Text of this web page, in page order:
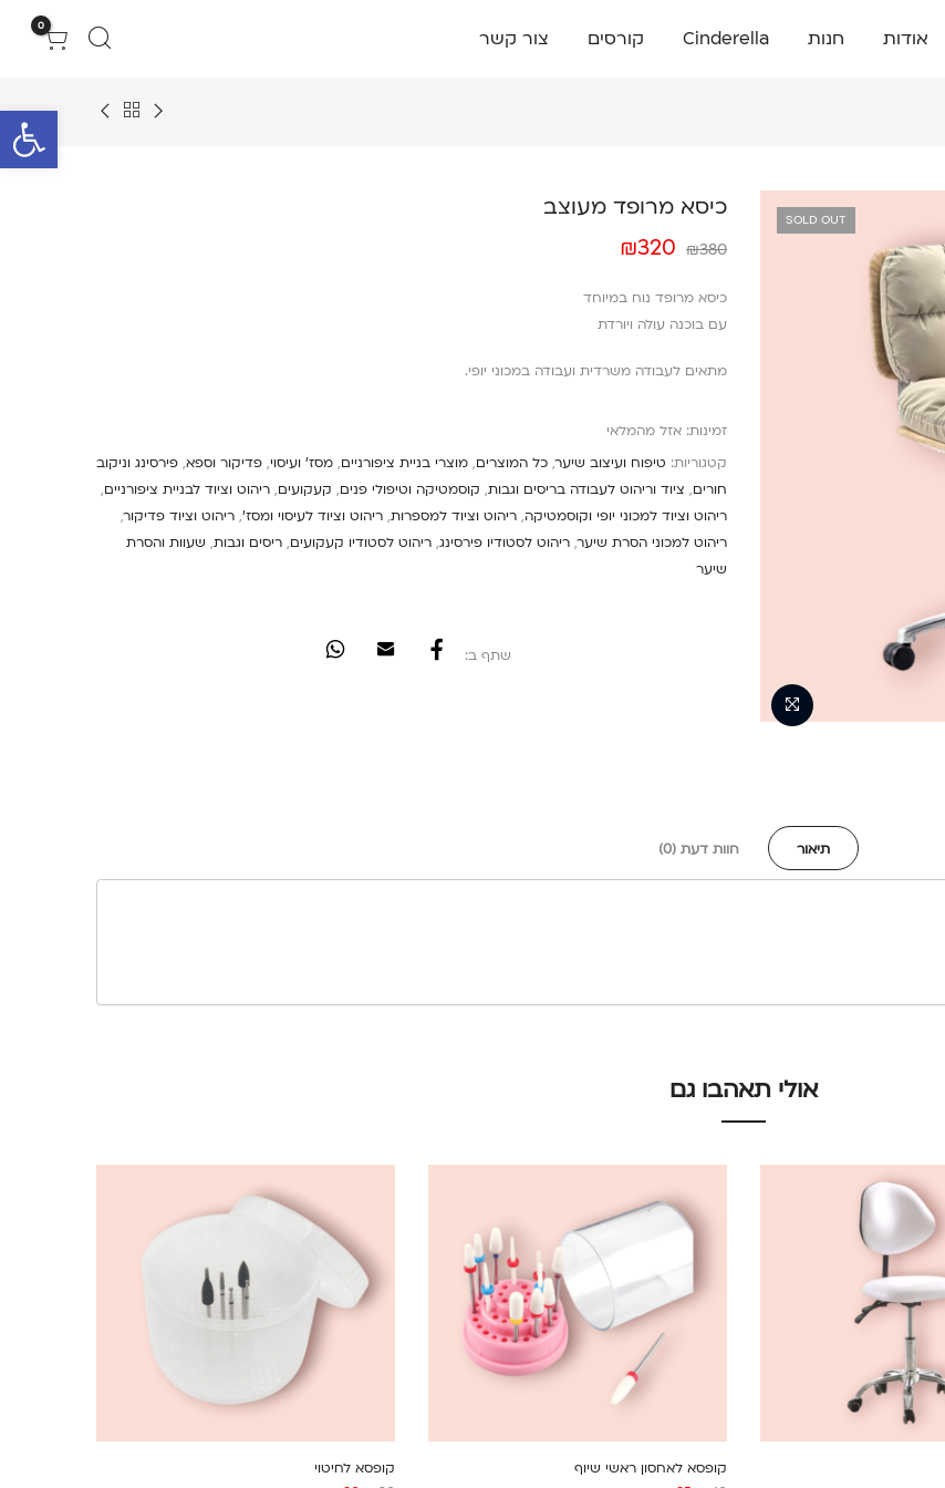
פתח
אודות חנות Cinderella קורסים צור קשר
0
SOLD OUT כיסא מרופד מעוצב
₪380
₪320
כיסא מרופד נוח במיוחד
עם בוכנה עולה ויורדת
מתאים לעבודה משרדית ועבודה במכוני יופי.
זמינות: אזל מהמלאי
קטגוריות: טיפוח ועיצוב שיער, כל המוצרים, מוצרי בניית ציפורניים, מסז' ועיסוי, פדיקור וספא, פירסינג וניקוב
חורים, ציוד וריהוט לעבודה בריסים וגבות, קוסמטיקה וטיפולי פנים, קעקועים, ריהוט וציוד לבניית ציפורניים,
ריהוט וציוד למכוני יופי וקוסמטיקה, ריהוט וציוד למספרות, ריהוט וציוד לעיסוי ומסז', ריהוט וציוד פדיקור,
ריהוט למכוני הסרת שיער, ריהוט לסטודיו פירסינג, ריהוט לסטודיו קעקועים, ריסים וגבות, שעוות והסרת
שיער
שתף ב:
תיאור חוות דעת (0)
אולי תאהבו גם
קופסא לאחסון ראשי שיוף
קופסא לחיטוי